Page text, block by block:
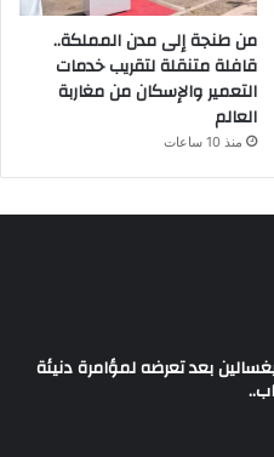
من طنجة إلى مدن المملكة..
قافلة متنقلة لتقريب خدمات
التعمير والإسكان من مغاربة
العالم
منذ 10 ساعات
بعد تعرضه لمؤامرة دنيئة